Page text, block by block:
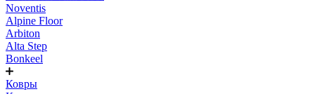
Noventis
Alpine Floor
Arbiton
Alta Step
Bonkeel
Ковры